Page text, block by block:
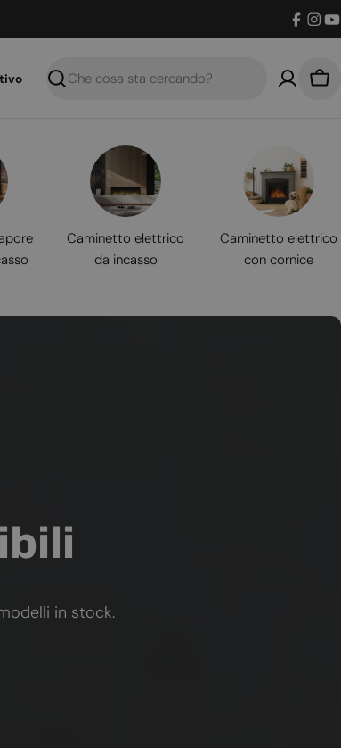
Ricerca
Caminetto elettrico
da incasso
Caminetto elettrico
con cornice
in stock.